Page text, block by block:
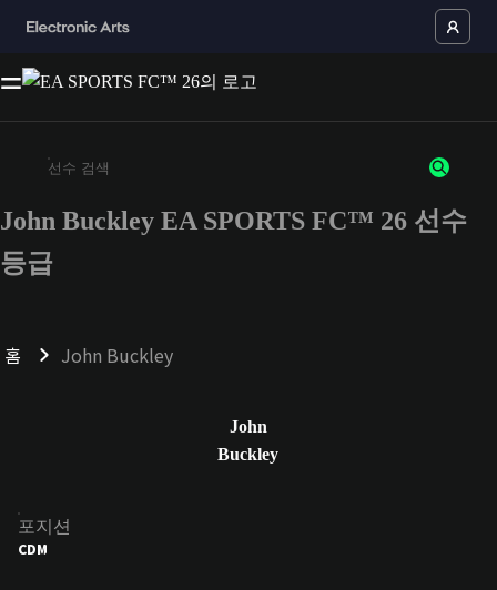
최소 3자 이상의 문자 또는 숫자를 입력하세요
John Buckley EA SPORTS FC™ 26 선수
등급
홈 John Buckley
John
Buckley
포지션
CDM